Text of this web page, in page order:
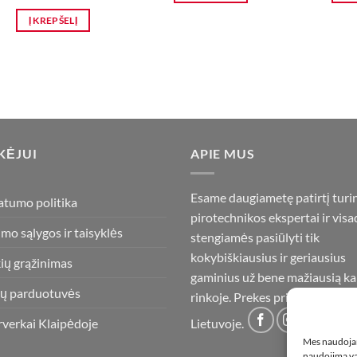
Mes
Į KREPŠELĮ
politika
sąlygos ir taisyklės
grąžinimas
parduotuvės
Klaipėdoje
APIE MUS
Esame daugiametę patirtį
pirotechnikos ekspertai ir
stengiamės pasiūlyti tik
kokybiškiausius ir geriausius
gaminius už bene mažiausią
rinkoje. Prekes pristatome
Lietuvoje.